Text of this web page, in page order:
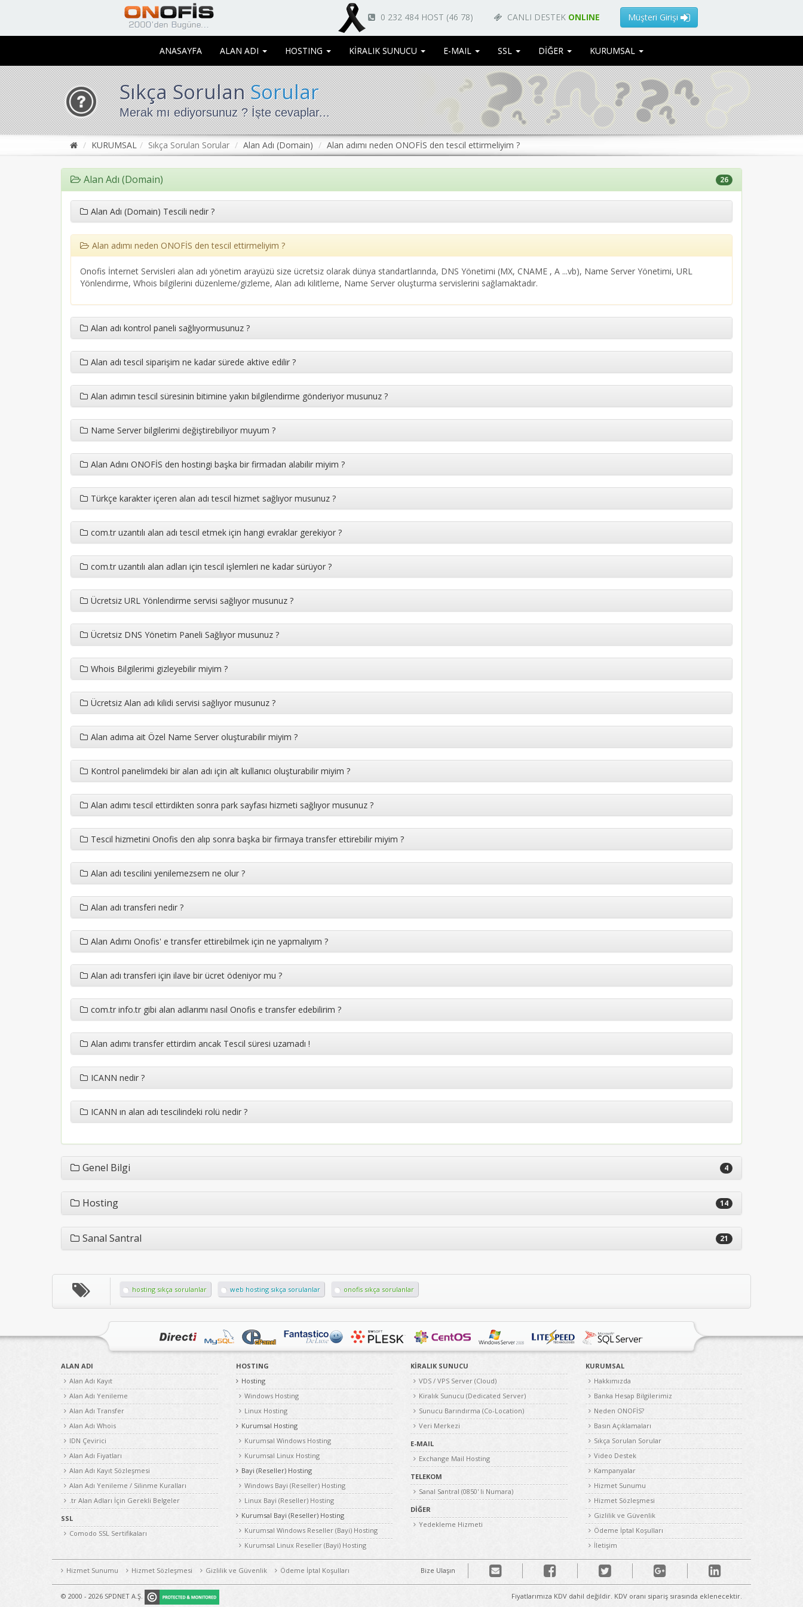
0 232 484 HOST (46 78) CANLI DESTEK ONLINE Müşteri Girişi
ANASAYFA ALAN ADI HOSTING KİRALIK SUNUCU E-MAIL SSL DİĞER KURUMSAL
Sıkça SorulanSorular
Merak mı ediyorsunuz ? İşte cevaplar...
KURUMSAL Sıkça Sorulan Sorular Alan Adı (Domain) Alan adımı neden ONOFİS den tescil ettirmeliyim ?
Alan Adı (Domain) 26
Alan Adı (Domain) Tescili nedir ?
Alan adımı neden ONOFİS den tescil ettirmeliyim ?
Onofis İnternet Servisleri alan adı yönetim arayüzü size ücretsiz olarak dünya standartlarında, DNS Yönetimi (MX, CNAME , A ...vb), Name Server Yönetimi, URL
Yönlendirme, Whois bilgilerini düzenleme/gizleme, Alan adı kilitleme, Name Server oluşturma servislerini sağlamaktadır.
Alan adı kontrol paneli sağlıyormusunuz ?
Alan adı tescil siparişim ne kadar sürede aktive edilir ?
Alan adımın tescil süresinin bitimine yakın bilgilendirme gönderiyor musunuz ?
Name Server bilgilerimi değiştirebiliyor muyum ?
Alan Adını ONOFİS den hostingi başka bir firmadan alabilir miyim ?
Türkçe karakter içeren alan adı tescil hizmet sağlıyor musunuz ?
com.tr uzantılı alan adı tescil etmek için hangi evraklar gerekiyor ?
com.tr uzantılı alan adları için tescil işlemleri ne kadar sürüyor ?
Ücretsiz URL Yönlendirme servisi sağlıyor musunuz ?
Ücretsiz DNS Yönetim Paneli Sağlıyor musunuz ?
Whois Bilgilerimi gizleyebilir miyim ?
Ücretsiz Alan adı kilidi servisi sağlıyor musunuz ?
Alan adıma ait Özel Name Server oluşturabilir miyim ?
Kontrol panelimdeki bir alan adı için alt kullanıcı oluşturabilir miyim ?
Alan adımı tescil ettirdikten sonra park sayfası hizmeti sağlıyor musunuz ?
Tescil hizmetini Onofis den alıp sonra başka bir firmaya transfer ettirebilir miyim ?
Alan adı tescilini yenilemezsem ne olur ?
Alan adı transferi nedir ?
Alan Adımı Onofis' e transfer ettirebilmek için ne yapmalıyım ?
Alan adı transferi için ilave bir ücret ödeniyor mu ?
com.tr info.tr gibi alan adlarımı nasıl Onofis e transfer edebilirim ?
Alan adımı transfer ettirdim ancak Tescil süresi uzamadı !
ICANN nedir ?
ICANN ın alan adı tescilindeki rolü nedir ?
Genel Bilgi 4
Hosting 14
Sanal Santral 21
hosting sıkça sorulanlar web hosting sıkça sorulanlar onofis sıkça sorulanlar
ALAN ADI
Alan Adı Kayıt
Alan Adı Yenileme
Alan Adı Transfer
Alan Adı Whois
IDN Çevirici
Alan Adı Fiyatları
Alan Adı Kayıt Sözleşmesi
Alan Adı Yenileme / Silinme Kuralları
.tr Alan Adları İçin Gerekli Belgeler
SSL
Comodo SSL Sertifikaları
HOSTING
Hosting
Windows Hosting
Linux Hosting
Kurumsal Hosting
Kurumsal Windows Hosting
Kurumsal Linux Hosting
Bayi (Reseller) Hosting
Windows Bayi (Reseller) Hosting
Linux Bayi (Reseller) Hosting
Kurumsal Bayi (Reseller) Hosting
Kurumsal Windows Reseller (Bayi) Hosting
Kurumsal Linux Reseller (Bayi) Hosting
KİRALIK SUNUCU
VDS / VPS Server (Cloud)
Kiralık Sunucu (Dedicated Server)
Sunucu Barındırma (Co-Location)
Veri Merkezi
E-MAIL
Exchange Mail Hosting
TELEKOM
Sanal Santral (0850' li Numara)
DİĞER
Yedekleme Hizmeti
KURUMSAL
Hakkımızda
Banka Hesap Bilgilerimiz
Neden ONOFİS?
Basın Açıklamaları
Sıkça Sorulan Sorular
Video Destek
Kampanyalar
Hizmet Sunumu
Hizmet Sözleşmesi
Gizlilik ve Güvenlik
Ödeme İptal Koşulları
İletişim
Hizmet Sunumu Hizmet Sözleşmesi Gizlilik ve Güvenlik Ödeme İptal Koşulları Bize Ulaşın
© 2000 - 2026 SPDNET A.Ş. Fiyatlarımıza KDV dahil değildir. KDV oranı sipariş sırasında eklenecektir.